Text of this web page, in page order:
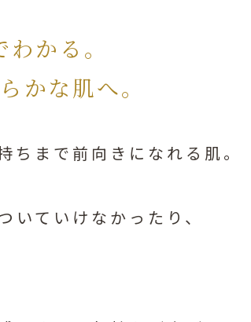
かる。​
かな肌へ。
ちまで前向きになれる肌。
いていけなかったり、